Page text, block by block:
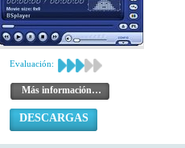
Evaluación:
Más información…
DESCARGAS